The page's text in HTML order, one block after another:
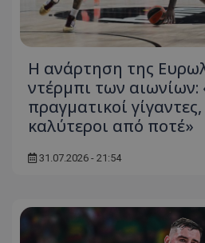
Η ανάρτηση της
ντέρμπι των αιωνίων:
πραγματικοί
καλύτεροι από ποτέ»
31.07.2026 - 21:54